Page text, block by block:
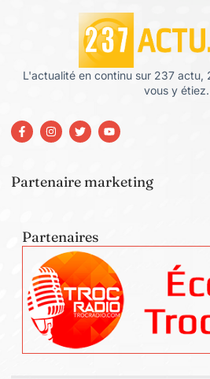
L'actualité en continu sur 237 actu,
vous y étiez.
Partenaire marketing
Partenaires